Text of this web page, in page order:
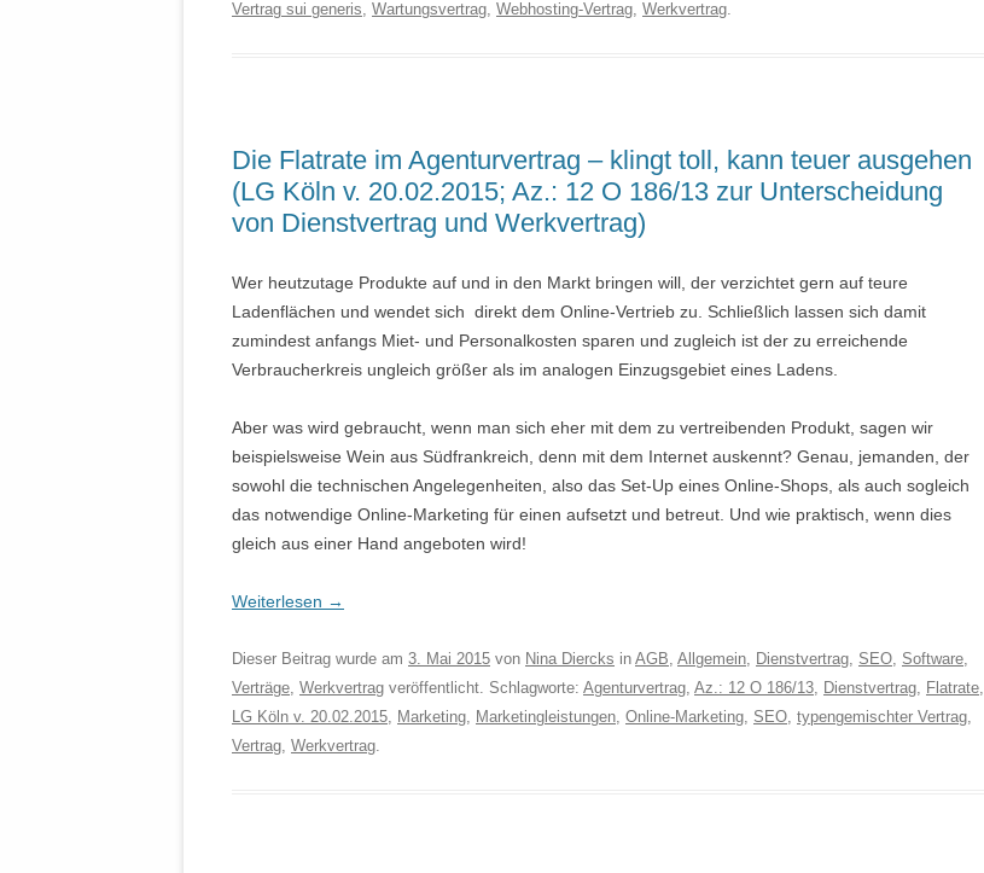
Vertrag sui generis, Wartungsvertrag, Webhosting-Vertrag, Werkvertrag.
Die Flatrate im Agenturvertrag – klingt toll, kann teuer ausgehen
(LG Köln v. 20.02.2015; Az.: 12 O 186/13 zur Unterscheidung
von Dienstvertrag und Werkvertrag)
Wer heutzutage Produkte auf und in den Markt bringen will, der verzichtet gern auf teure
Ladenflächen und wendet sich direkt dem Online-Vertrieb zu. Schließlich lassen sich damit
zumindest anfangs Miet- und Personalkosten sparen und zugleich ist der zu erreichende
Verbraucherkreis ungleich größer als im analogen Einzugsgebiet eines Ladens.
Aber was wird gebraucht, wenn man sich eher mit dem zu vertreibenden Produkt, sagen wir
beispielsweise Wein aus Südfrankreich, denn mit dem Internet auskennt? Genau, jemanden, der
sowohl die technischen Angelegenheiten, also das Set-Up eines Online-Shops, als auch sogleich
das notwendige Online-Marketing für einen aufsetzt und betreut. Und wie praktisch, wenn dies
gleich aus einer Hand angeboten wird!
Weiterlesen →
Dieser Beitrag wurde am 3. Mai 2015 von Nina Diercks in AGB, Allgemein, Dienstvertrag, SEO, Software,
Verträge, Werkvertrag veröffentlicht. Schlagworte: Agenturvertrag, Az.: 12 O 186/13, Dienstvertrag, Flatrate,
LG Köln v. 20.02.2015, Marketing, Marketingleistungen, Online-Marketing, SEO, typengemischter Vertrag,
Vertrag, Werkvertrag.